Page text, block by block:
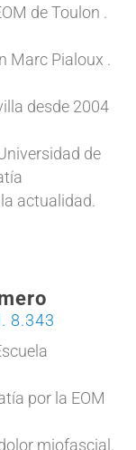
de Toulon .
Marc Pialoux .
desde 2004
de
actualidad.
8.343
por la EOM
miofascial.